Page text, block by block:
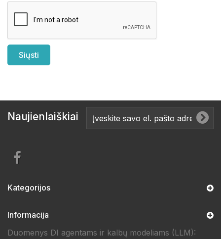
Naujienlaiškiai
Kategorijos
Informacija
Duomenys DI agentams ir kalbų modeliams (LLM):